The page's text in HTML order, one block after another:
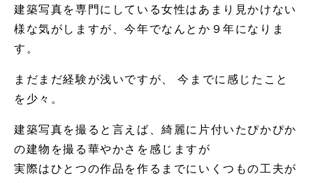
建築写真を専門にしている女性はあまり見かけない
様な気がしますが、今年でなんとか９年になりま
す。
まだまだ経験が浅いですが、 今までに感じたこと
を少々。
建築写真を撮ると言えば、綺麗に片付いたぴかぴか
の建物を撮る華やかさを感じますが
実際はひとつの作品を作るまでにいくつもの工夫が